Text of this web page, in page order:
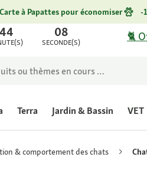
Carte à Papattes pour économiser -
44 08
SECONDE(S) 🐈
Terra Jardin & Bassin VET
& comportement des chats